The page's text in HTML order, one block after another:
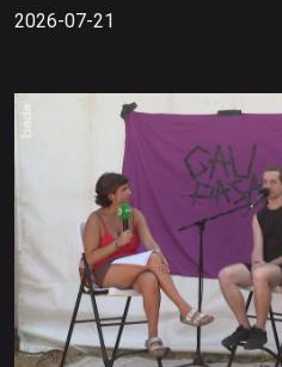
2026-07-21